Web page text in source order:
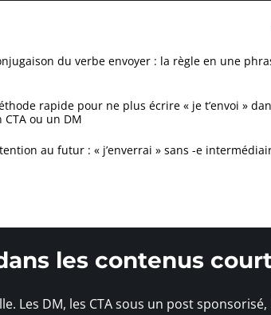
du verbe envoyer : la règle en une
rapide pour ne plus écrire « je t’envoi »
CTA ou un DM
au futur : « j’enverrai » sans -e
les contenus
Les DM, les CTA sous un post sponsorisé,